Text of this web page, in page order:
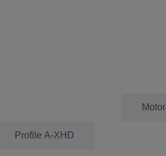
Motor
Profile A-XHD